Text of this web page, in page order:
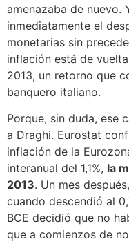
amenazaba de nuevo.
inmediatamente el
monetarias sin
inflación está de
2013, un retorno que
banquero italiano.
Porque, sin duda, ese
a Draghi. Eurostat
inflación de la
interanual del 1,1%, la
2013. Un mes
cuando descendió al
BCE decidió que no
que a comienzos de